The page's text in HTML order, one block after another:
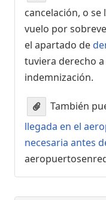
cancelación, o
vuelo por
el apartado de
tuviera derecho
indemnización.
También
llegada en el
necesaria antes